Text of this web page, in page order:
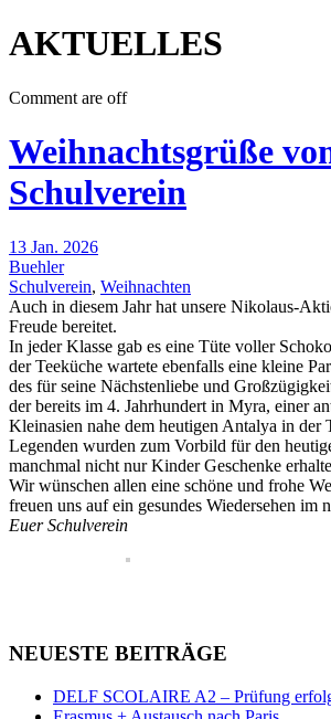
AKTUELLES
Comment are off
Weihnachtsgrüße
Schulverein
13 Jan. 2026
Buehler
Schulverein, Weihnachten
Auch in diesem Jahr hat unsere Nikolaus-
Freude bereitet.
In jeder Klasse gab es eine Tüte voller
der Teeküche wartete ebenfalls eine kleine
des für seine Nächstenliebe und
der bereits im 4. Jahrhundert in Myra, einer
Kleinasien nahe dem heutigen Antalya in der
Legenden wurden zum Vorbild für den
manchmal nicht nur Kinder Geschenke
Wir wünschen allen eine schöne und frohe
freuen uns auf ein gesundes Wiedersehen im
Euer Schulverein
NEUESTE BEITRÄGE
DELF SCOLAIRE A2 – Prüfung